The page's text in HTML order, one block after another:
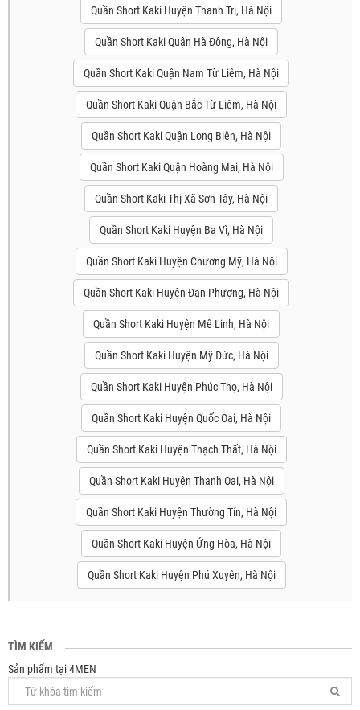
Quần Short Kaki Huyện Thanh Trì, Hà Nội
Quần Short Kaki Quận Hà Đông, Hà Nội
Quần Short Kaki Quận Nam Từ Liêm, Hà Nội
Quần Short Kaki Quận Bắc Từ Liêm, Hà Nội
Quần Short Kaki Quận Long Biên, Hà Nội
Quần Short Kaki Quận Hoàng Mai, Hà Nội
Quần Short Kaki Thị Xã Sơn Tây, Hà Nội
Quần Short Kaki Huyện Ba Vì, Hà Nội
Quần Short Kaki Huyện Chương Mỹ, Hà Nội
Quần Short Kaki Huyện Đan Phượng, Hà Nội
Quần Short Kaki Huyện Mê Linh, Hà Nội
Quần Short Kaki Huyện Mỹ Đức, Hà Nội
Quần Short Kaki Huyện Phúc Thọ, Hà Nội
Quần Short Kaki Huyện Quốc Oai, Hà Nội
Quần Short Kaki Huyện Thạch Thất, Hà Nội
Quần Short Kaki Huyện Thanh Oai, Hà Nội
Quần Short Kaki Huyện Thường Tín, Hà Nội
Quần Short Kaki Huyện Ứng Hòa, Hà Nội
Quần Short Kaki Huyện Phú Xuyên, Hà Nội
TÌM KIẾM
Sản phẩm tại 4MEN